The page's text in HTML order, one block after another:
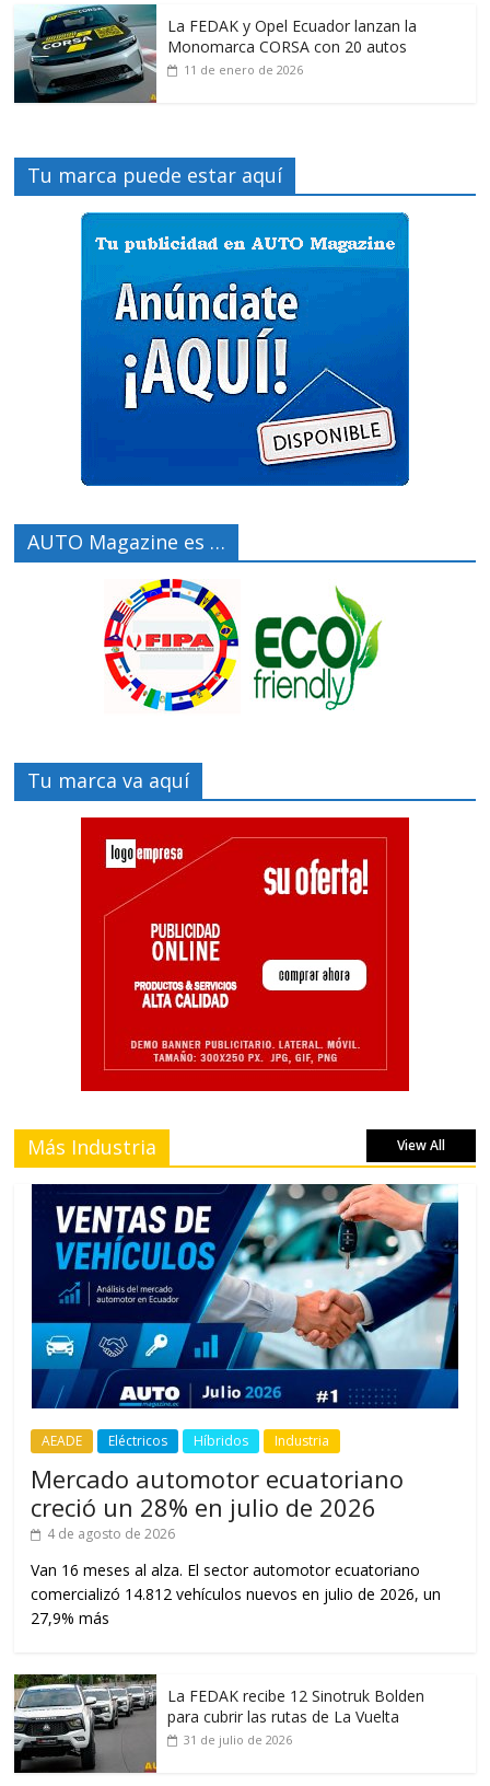
La FEDAK y Opel Ecuador lanzan la
Monomarca CORSA con 20 autos
11 de enero de 2026
Tu marca puede estar aquí
AUTO Magazine es …
Tu marca va aquí
Más Industria View All
AEADE Eléctricos Híbridos Industria
Mercado automotor ecuatoriano
creció un 28% en julio de 2026
4 de agosto de 2026
Van 16 meses al alza. El sector automotor ecuatoriano
comercializó 14.812 vehículos nuevos en julio de 2026, un
27,9% más
La FEDAK recibe 12 Sinotruk Bolden
para cubrir las rutas de La Vuelta
31 de julio de 2026